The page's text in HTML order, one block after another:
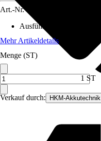
Verkauf durch: HKM-Akkutechnik
Art.-Nr.
Ausführung
Mehr Artikeldetails
Menge (ST)
1 ST